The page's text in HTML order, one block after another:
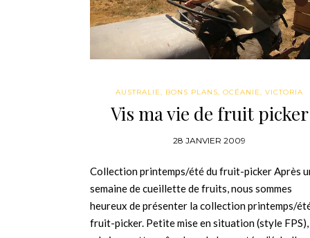
AUSTRALIE, BONS PLANS, OCÉANIE, VICTORIA
Vis ma vie de fruit picker
28 JANVIER 2009
Collection printemps/été du fruit-picker Après
semaine de cueillette de fruits, nous sommes
heureux de présenter la collection printemps/
fruit-picker. Petite mise en situation (style FPS),